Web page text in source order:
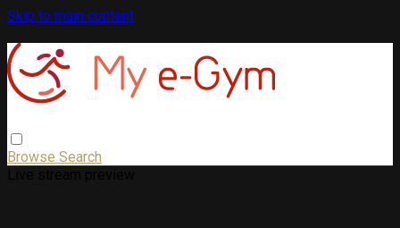
Skip to main content
Browse Search